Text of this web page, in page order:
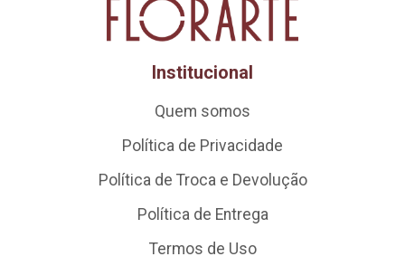
Institucional
Quem somos
Política de Privacidade
Política de Troca e Devolução
Política de Entrega
Termos de Uso